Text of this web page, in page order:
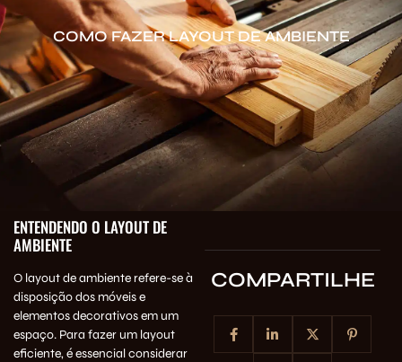
COMO FAZER LAYOUT DE AMBIENTE
ENTENDENDO O LAYOUT DE
AMBIENTE
O layout de ambiente refere-se à
disposição dos móveis e
elementos decorativos em um
espaço. Para fazer um layout
eficiente, é essencial considerar
COMPARTILHE